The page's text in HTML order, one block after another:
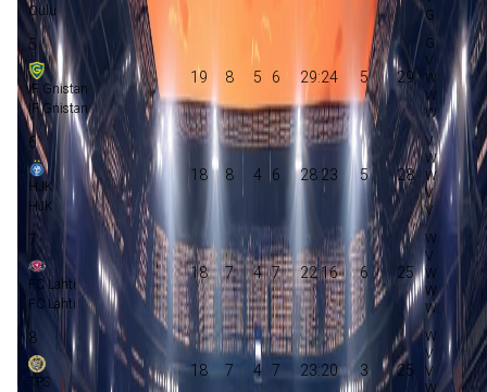
Oulu
5
IF Gnistan
IF Gnistan
19 8 5 6 29:24 5 29
6
HJK
HJK
18 8 4 6 28:23 5 28
7
FC Lahti
FC Lahti
18 7 4 7 22:16 6 25
8
TPS
18 7 4 7 23:20 3 25